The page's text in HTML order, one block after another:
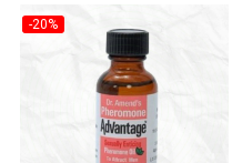
-20%